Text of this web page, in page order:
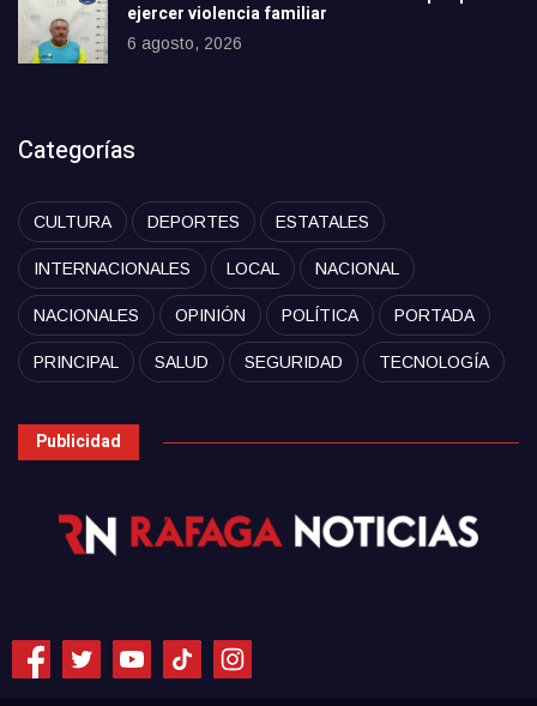
ejercer violencia familiar
6 agosto, 2026
Categorías
CULTURA DEPORTES ESTATALES
INTERNACIONALES LOCAL NACIONAL
NACIONALES OPINIÓN POLÍTICA PORTADA
PRINCIPAL SALUD SEGURIDAD TECNOLOGÍA
Publicidad